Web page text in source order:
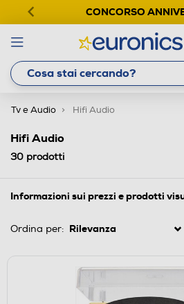
CONCORSO
Tv e Audio Hifi Audio
Hifi Audio
30 prodotti
Informazioni sui prezzi e prodotti
Ordina per: